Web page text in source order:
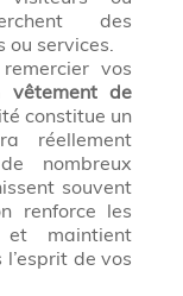
des
ou services.
vos
vêtement de
constitue un
réellement
nombreux
souvent
renforce les
et maintient
de vos